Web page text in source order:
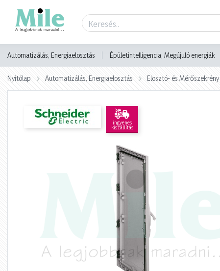
Automatizálás, Energiaelosztás Épületintelligencia, Megújuló energiák
Nyitólap Automatizálás, Energiaelosztás Elosztó- és Mérőszekrény
ingyenes
kiszállítás
Termék adatlap